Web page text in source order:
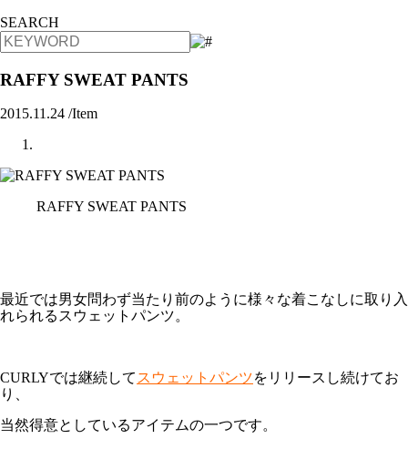
SEARCH
RAFFY SWEAT PANTS
2015.11.24 /Item
RAFFY SWEAT PANTS
最近では男女問わず当たり前のように様々な着こなしに取り入
れられるスウェットパンツ。
CURLYでは継続して スウェットパンツをリリースし続けてお
り、
当然得意としているアイテムの一つです。